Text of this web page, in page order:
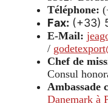
Téléphone:
Fax: (+33)
E-Mail:
/
Chef de
Consul
Ambassade
Danemark à